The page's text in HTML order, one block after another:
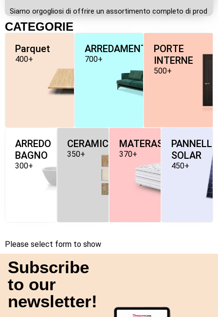
Siamo orgogliosi di offrire un assortimento completo di prod
CATEGORIE
Parquet
400+
ARREDAMENTO
700+
PORTE
INTERNE
500+
ARREDO
BAGNO
300+
CERAMICHE
350+
MATERASSI
370+
PANNELLI-
SOLAR
450+
Please select form to show
Subscribe
to our
newsletter!